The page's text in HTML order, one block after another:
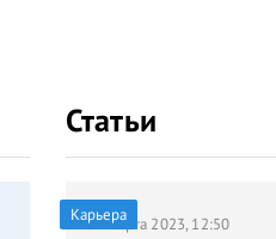
Статьи
Карьера
31 марта 2023, 12:50